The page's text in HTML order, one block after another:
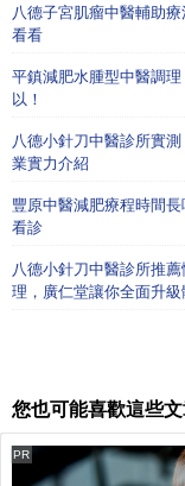
八德子宮肌瘤中醫輔助
看看
平鎮減肥水腫型中醫調
以！
八德小針刀中醫診所實
業實力介紹
豐原中醫減肥療程時間
看診
八德小針刀中醫診所推
理，廣仁堂讓你全面升級
您也可能喜歡這些
PR